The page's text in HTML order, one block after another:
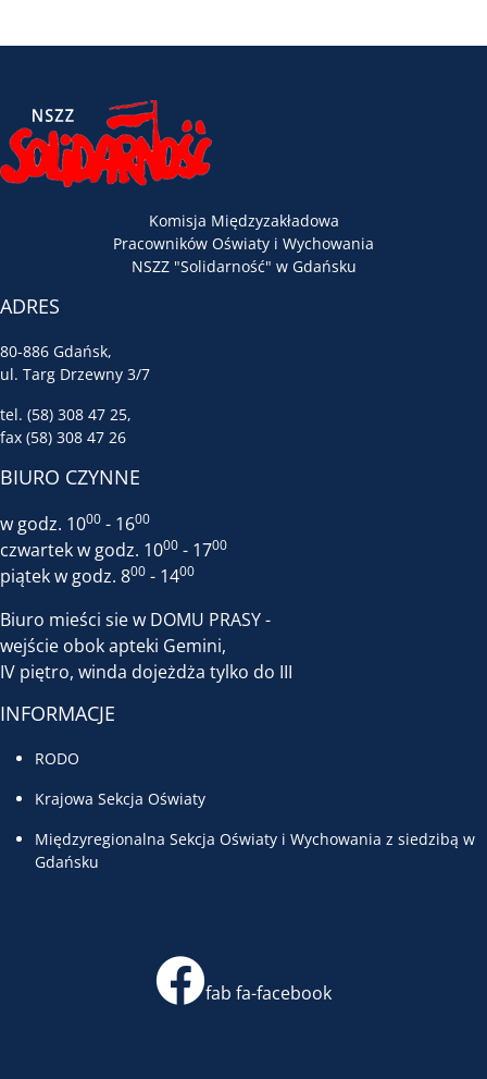
Komisja Międzyzakładowa
Pracowników Oświaty i Wychowania
NSZZ "Solidarność" w Gdańsku
ADRES
80-886 Gdańsk,
ul. Targ Drzewny 3/7
tel. (58) 308 47 25,
fax (58) 308 47 26
BIURO CZYNNE
w godz. 1000 - 1600
czwartek w godz. 1000 - 1700
piątek w godz. 800 - 1400
Biuro mieści sie w DOMU PRASY -
wejście obok apteki Gemini,
IV piętro, winda dojeżdża tylko do III
INFORMACJE
RODO
Krajowa Sekcja Oświaty
Międzyregionalna Sekcja Oświaty i Wychowania z siedzibą w
Gdańsku
fab fa-facebook